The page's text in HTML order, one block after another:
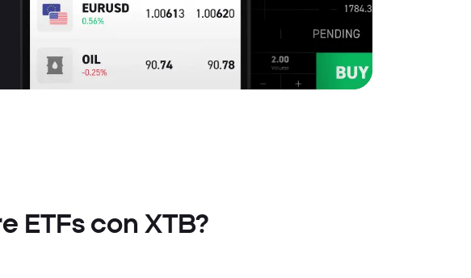
ETFs con XTB?